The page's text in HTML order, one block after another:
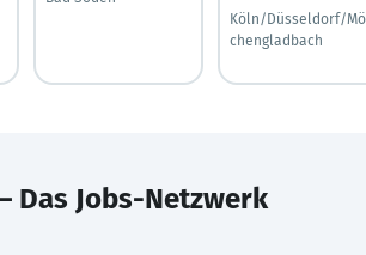
Köln/Düsseldorf/
chengladbach
Das Jobs-Netzwerk